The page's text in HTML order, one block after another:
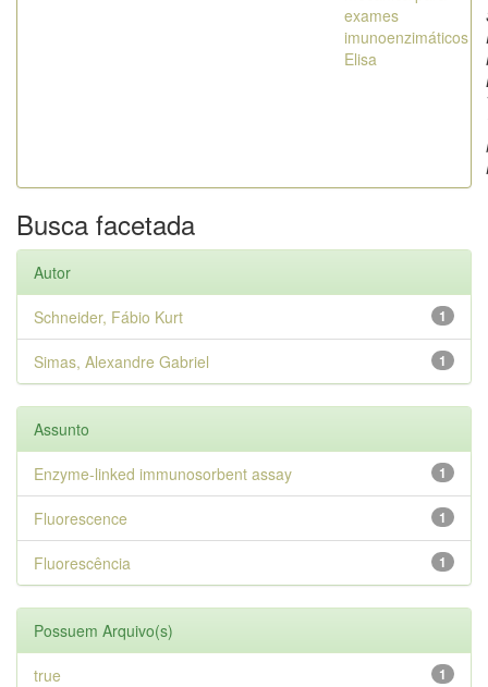
exames
imunoenzimáticos
Elisa
Busca facetada
Autor
1
Schneider, Fábio Kurt
1
Simas, Alexandre Gabriel
Assunto
1
Enzyme-linked immunosorbent assay
1
Fluorescence
1
Fluorescência
Possuem Arquivo(s)
1
true